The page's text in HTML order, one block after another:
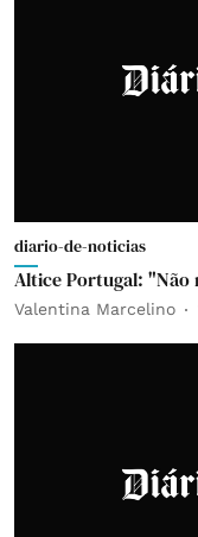
diario-de-noticias
Altice Portugal: "Não
Valentina Marcelino